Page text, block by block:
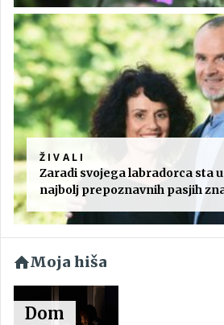
ŽIVALI
Zaradi svojega labradorca sta
najbolj prepoznavnih pasjih
Moja hiša
Dom